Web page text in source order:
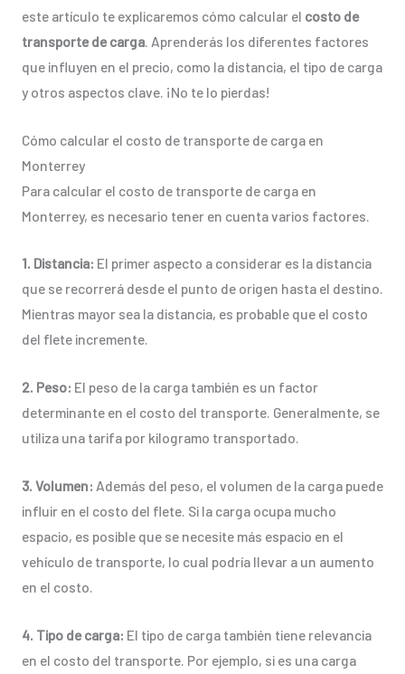
este artículo te explicaremos cómo calcular el costo de
transporte de carga. Aprenderás los diferentes factores
que influyen en el precio, como la distancia, el tipo de carga
y otros aspectos clave. ¡No te lo pierdas!
Cómo calcular el costo de transporte de carga en
Monterrey
Para calcular el costo de transporte de carga en
Monterrey, es necesario tener en cuenta varios factores.
1. Distancia: El primer aspecto a considerar es la distancia
que se recorrerá desde el punto de origen hasta el destino.
Mientras mayor sea la distancia, es probable que el costo
del flete incremente.
2. Peso: El peso de la carga también es un factor
determinante en el costo del transporte. Generalmente, se
utiliza una tarifa por kilogramo transportado.
3. Volumen: Además del peso, el volumen de la carga puede
influir en el costo del flete. Si la carga ocupa mucho
espacio, es posible que se necesite más espacio en el
vehículo de transporte, lo cual podría llevar a un aumento
en el costo.
4. Tipo de carga: El tipo de carga también tiene relevancia
en el costo del transporte. Por ejemplo, si es una carga